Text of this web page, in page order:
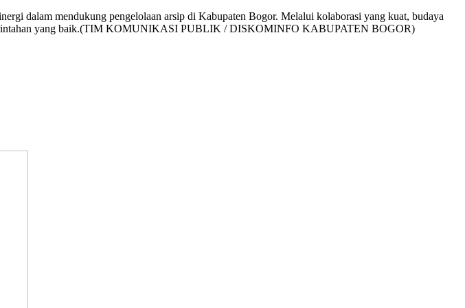
dalam mendukung pengelolaan arsip di Kabupaten Bogor. Melalui kolaborasi yang kuat, budaya
yang baik.(TIM KOMUNIKASI PUBLIK / DISKOMINFO KABUPATEN BOGOR)